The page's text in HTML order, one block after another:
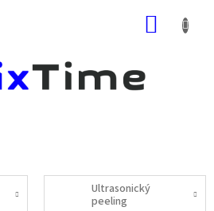
Ultrasonický
peeling